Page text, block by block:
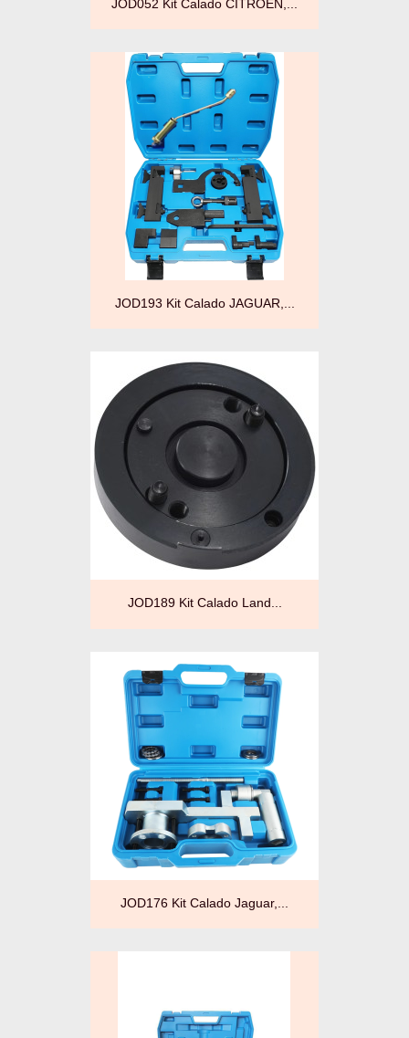
JOD052 Kit Calado CITROËN,...
JOD193 Kit Calado JAGUAR,...
JOD189 Kit Calado Land...
JOD176 Kit Calado Jaguar,...